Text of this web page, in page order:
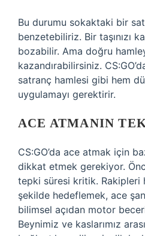
Bu durumu sokaktaki bir
benzetebiliriz. Bir taşınızı
bozabilir. Ama doğru
kazandırabilirsiniz.
satranç hamlesi gibi hem
uygulamayı gerektirir.
ACE ATMANIN
CS:GO’da ace atmak için
dikkat etmek gerekiyor.
tepki süresi kritik. Rakipleri
şekilde hedeflemek, ace
bilimsel açıdan motor
Beynimiz ve kaslarımız